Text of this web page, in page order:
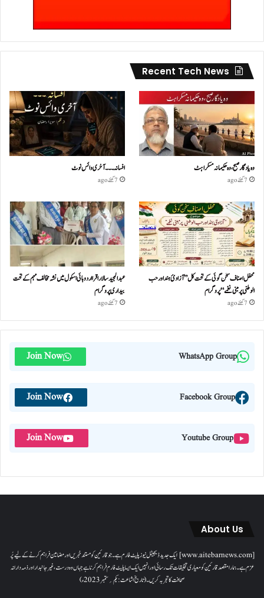
Recent Tech News
وہ یادگار صبح، وہ حکیمانہ مسکراہٹ
7 گھنٹے ago
افسانہ۔۔۔آخری وائس نوٹ
7 گھنٹے ago
محفل اصناف سخن گوئی کے تحت کل ”آزادئ ہند اور حب
الوطنی پر مبنی نغمے“پروگرام
7 گھنٹے ago
عبدالمجید سالار اقرا اردو ہائی اسکول میں نشہ مخالف مہم کے تحت
بیداری پروگرام
7 گھنٹے ago
WhatsApp Group
Join Now
Facebook Group
Join Now
Youtube Group
Join Now
About Us
[www.aitebarnews.com] ایک جدید ڈیجیٹل نیوز پلیٹ فارم ہے۔ جو قارئین کو مستند خبریں اور مضامین فراہم کرنے کے لیے پُر
عزم ہے۔ ہمارا مقصدقارئین کو معیاری تخلیقات تک رسائی اور انہیں ایک ایسا پلیٹ فارم فراہم کرنا ہے جہاں وہ درست، غیر جانبدار اور ذمہ دارانہ
صحافت کا تجربہ کریں۔( تاریخ اشاعت : یکم؍ ستمبر 2023ء)